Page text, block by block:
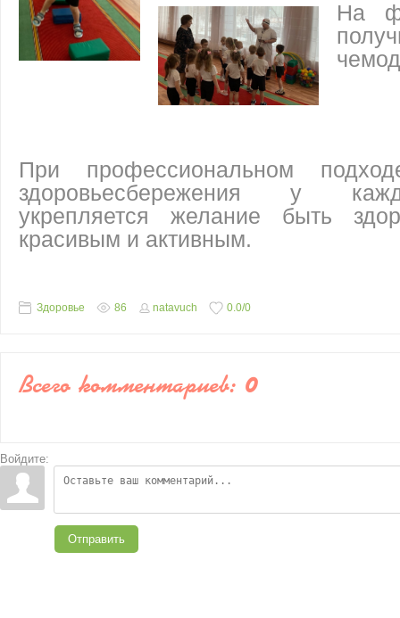
На
При профессиональном
здоровьесбережения у
укрепляется желание быть
красивым и активным.
Здоровье 86 natavuch 0.0/0
Всего комментариев: 0
Войдите:
Отправить